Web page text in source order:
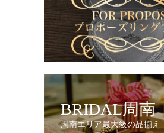
BRIDAL周南
周南エリア最大級の品揃え